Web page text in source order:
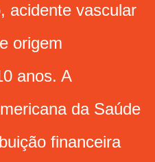
acidente vascular
origem
anos. A
da Saúde
financeira